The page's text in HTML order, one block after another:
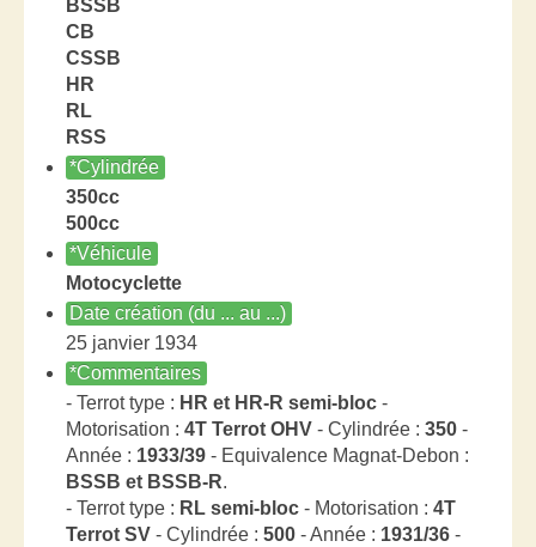
BSSB
CB
CSSB
HR
RL
RSS
*Cylindrée
350cc
500cc
*Véhicule
Motocyclette
Date création (du ... au ...)
25 janvier 1934
*Commentaires
- Terrot type : HR et HR-R semi-bloc -
Motorisation : 4T Terrot OHV - Cylindrée : 350 -
Année : 1933/39 - Equivalence Magnat-Debon :
BSSB et BSSB-R.
- Terrot type : RL semi-bloc - Motorisation : 4T
Terrot SV - Cylindrée : 500 - Année : 1931/36 -